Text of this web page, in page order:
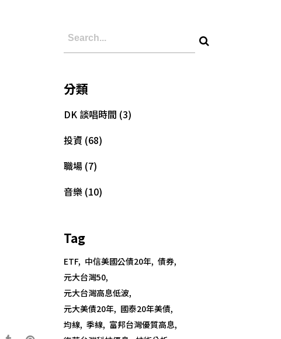
分類
DK 談唱時間 (3)
投資 (68)
職場 (7)
音樂 (10)
Tag
ETF 中信美國公債20年 債券
元大台灣50
元大台灣高息低波
元大美債20年 國泰20年美債
均線 季線 富邦台灣優質高息